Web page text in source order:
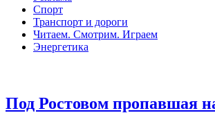
Спорт
Транспорт и дороги
Читаем. Смотрим. Играем
Энергетика
Под Ростовом пропавшая